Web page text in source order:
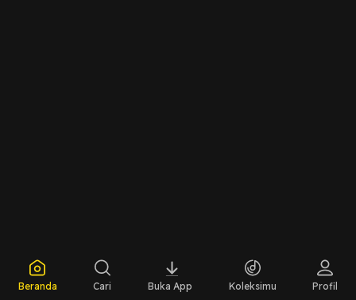
Beranda Cari Buka App Koleksimu Profil